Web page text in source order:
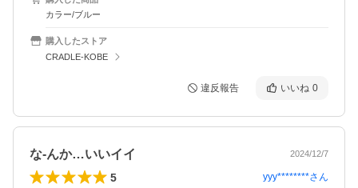
カラー/ブルー
購入したストア
CRADLE-KOBE
違反報告 いいね 0
な-んか…いいイイ 2024/12/7
5 yyy********さん